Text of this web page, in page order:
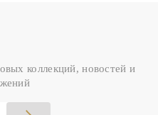
коллекций, новостей и